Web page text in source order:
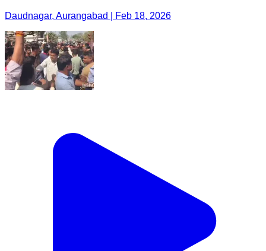
Daudnagar, Aurangabad | Feb 18, 2026